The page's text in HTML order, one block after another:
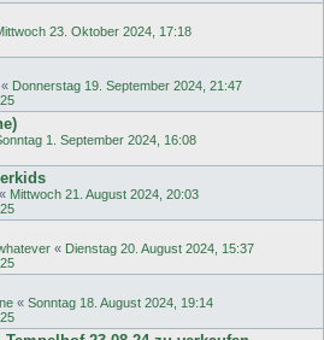
23. Oktober 2024, 17:18
« Donnerstag 19. September 2024, 21:47
1. September 2024, 16:08
« Mittwoch 21. August 2024, 20:03
« Dienstag 20. August 2024, 15:37
« Sonntag 18. August 2024, 19:14